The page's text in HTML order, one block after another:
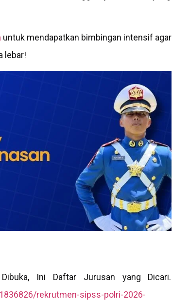
untuk mendapatkan bimbingan intensif agar
lebar!
Ini Daftar Jurusan yang Dicari.
rekrutmen-sipss-polri-2026-